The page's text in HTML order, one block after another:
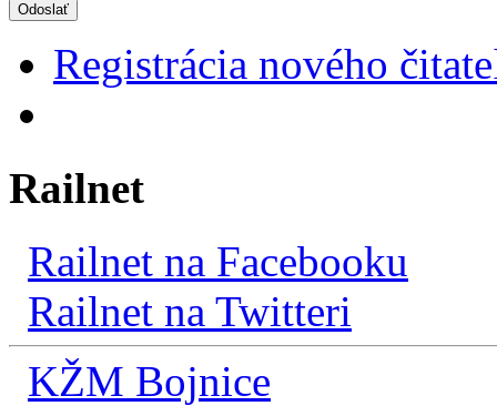
Odoslať
Registrácia nového
Railnet
Railnet na Facebooku
Railnet na Twitteri
KŽM Bojnice